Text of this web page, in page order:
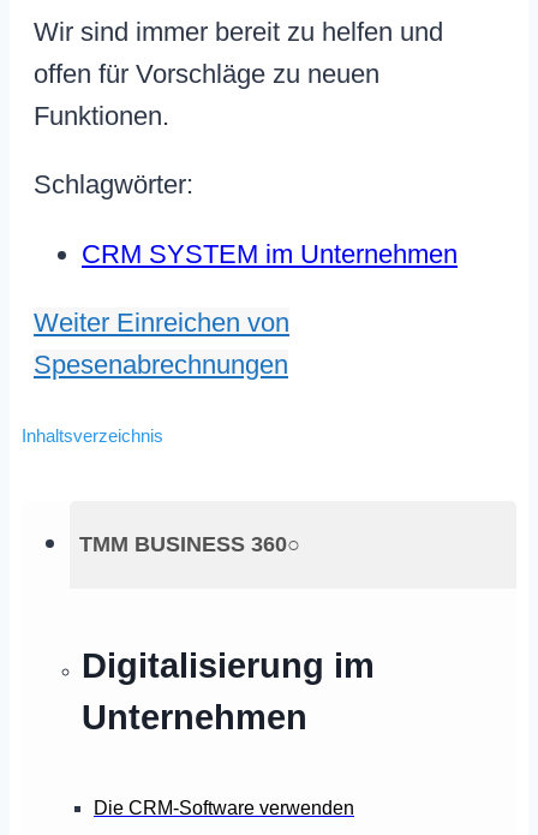
TMM BUSINESS 360○
Digitalisierung im
Unternehmen
Die CRM-Software verwenden
Wir sind immer bereit zu helfen und
offen für Vorschläge zu neuen
Funktionen.
Schlagwörter:
CRM SYSTEM im Unternehmen
Weiter Einreichen von
Spesenabrechnungen
Inhaltsverzeichnis